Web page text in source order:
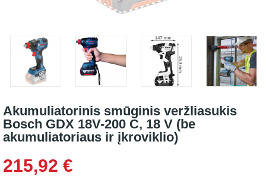
Akumuliatorinis smūginis veržliasukis
Bosch GDX 18V-200 C, 18 V (be
akumuliatoriaus ir įkroviklio)
215,92 €